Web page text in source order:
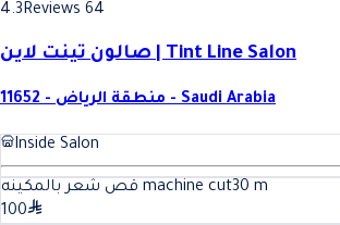
4.3Reviews 64
صالون تينت لاين | Tint Line Salon
11652 - منطقة الرياض - Saudi Arabia
Inside Salon
قص شعر بالمكينه machine cut30 m
100